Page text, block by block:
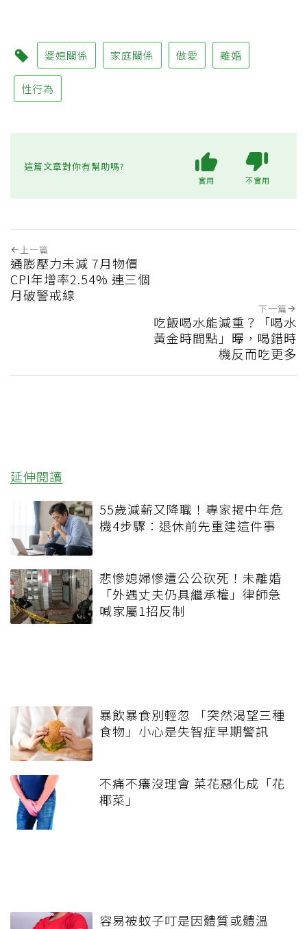
婆媳關係 家庭關係 做愛 離婚
性行為
這篇文章對你有幫助嗎?
實用 不實用
上一篇
通膨壓力未減 7月物價
CPI年增率2.54% 連三個
月破警戒線
下一篇
吃飯喝水能減重？「喝水
黃金時間點」曝，喝錯時
機反而吃更多
延伸閱讀
55歲減薪又降職！專家揭中年危
機4步驟：退休前先重建這件事
悲慘媳婦慘遭公公砍死！未離婚
「外遇丈夫仍具繼承權」律師急
喊家屬1招反制
暴飲暴食別輕忽 「突然渴望三種
食物」小心是失智症早期警訊
不痛不癢沒理會 菜花惡化成「花
椰菜」
容易被蚊子叮是因體質或體溫